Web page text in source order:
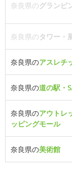
奈良県のグランピ
奈良県のタワー・
奈良県のアスレチ
奈良県の道の駅・
奈良県のアウトレ
ッピングモール
奈良県の美術館